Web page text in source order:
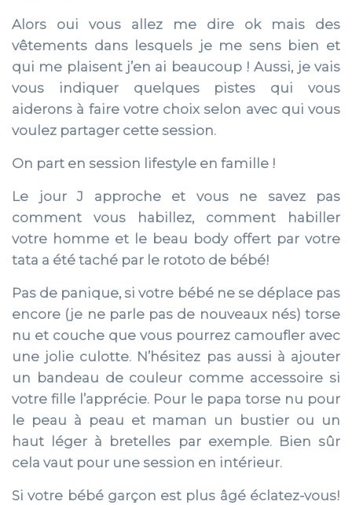
Alors oui vous allez me dire ok mais des
vêtements dans lesquels je me sens bien et
qui me plaisent j’en ai beaucoup ! Aussi, je vais
vous indiquer quelques pistes qui vous
aiderons à faire votre choix selon avec qui vous
voulez partager cette session.
On part en session lifestyle en famille !
Le jour J approche et vous ne savez pas
comment vous habillez, comment habiller
votre homme et le beau body offert par votre
tata a été taché par le rototo de bébé!
Pas de panique, si votre bébé ne se déplace pas
encore (je ne parle pas de nouveaux nés) torse
nu et couche que vous pourrez camoufler avec
une jolie culotte. N’hésitez pas aussi à ajouter
un bandeau de couleur comme accessoire si
votre fille l’apprécie. Pour le papa torse nu pour
le peau à peau et maman un bustier ou un
haut léger à bretelles par exemple. Bien sûr
cela vaut pour une session en intérieur.
Si votre bébé garçon est plus âgé éclatez-vous!